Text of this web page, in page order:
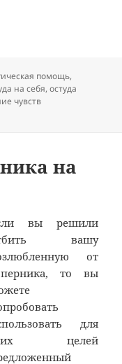
помощь,
на себя,остуда
чувств
на
вы решили
вашу
от
то вы
для
целей